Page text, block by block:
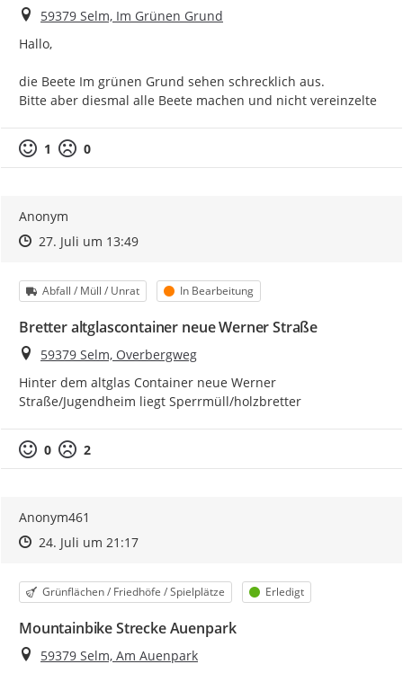
Ort
59379 Selm, Im Grünen Grund
Hallo,
die Beete Im grünen Grund sehen schrecklich aus.
Bitte aber diesmal alle Beete machen und nicht vereinzelte
1 0
Anonym
Zeitpunkt des Erstellens
Zeitpunkt des Erstellens
27. Juli um 13:49Zur Äußerung
Kategorie
Abfall / Müll / Unrat Status
In Bearbeitung
Bretter altglascontainer neue Werner Straße
Ort
59379 Selm, Overbergweg
Hinter dem altglas Container neue Werner
Straße/Jugendheim liegt Sperrmüll/holzbretter
0 2
Anonym461
Zeitpunkt des Erstellens
Zeitpunkt des Erstellens
24. Juli um 21:17Zur Äußerung
Kategorie
Grünflächen / Friedhöfe / Spielplätze Status
Erledigt
Mountainbike Strecke Auenpark
Ort
59379 Selm, Am Auenpark